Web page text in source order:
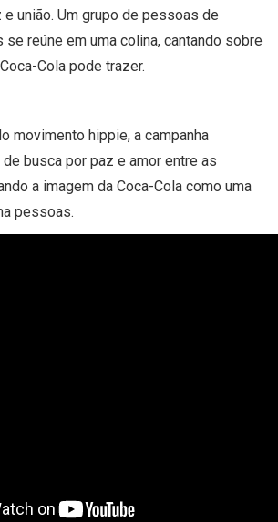
união. Um grupo de pessoas de
reúne em uma colina, cantando sobre
Cola pode trazer.
movimento hippie, a campanha
busca por paz e amor entre as
a imagem da Coca-Cola como uma
pessoas.